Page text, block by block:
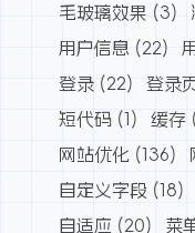
毛玻璃效果 (3)
用户信息 (22)
登录 (22) 登录
短代码 (1) 缓存
网站优化 (136)
自定义字段 (18)
自适应 (20) 菜